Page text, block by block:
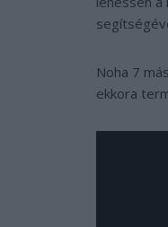
Noha 7
ekkora